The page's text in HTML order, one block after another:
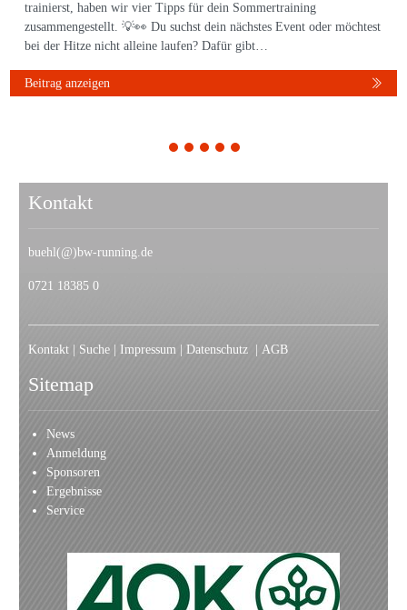
trainierst, haben wir vier Tipps für dein Sommertraining
zusammengestellt. 💡👀 Du suchst dein nächstes Event oder möchtest
bei der Hitze nicht alleine laufen? Dafür gibt…
Beitrag anzeigen
1 2 3 4 5
Kontakt
buehl(@)bw-running.de
0721 18385 0
Kontakt Suche Impressum Datenschutz AGB
Sitemap
News
Anmeldung
Sponsoren
Ergebnisse
Service